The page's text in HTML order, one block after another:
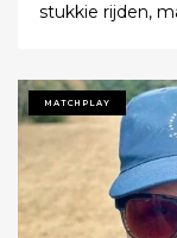
stukkie rijden,
Tot ik
meer ging
MATCHPLAY